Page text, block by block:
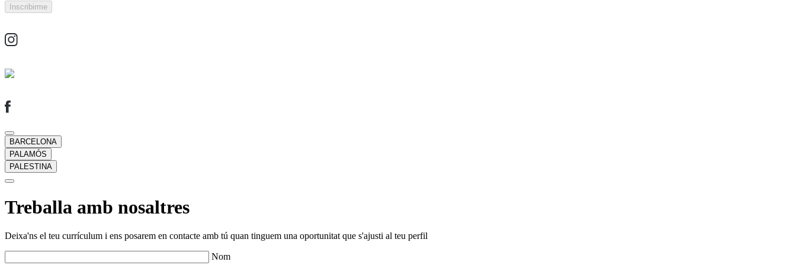
BARCELONA
PALAMÓS
PALESTINA
Treballa amb nosaltres
Deixa'ns el teu currículum i ens posarem en contacte amb tú quan tinguem una oportunitat que s'ajusti al teu perfil
Nom